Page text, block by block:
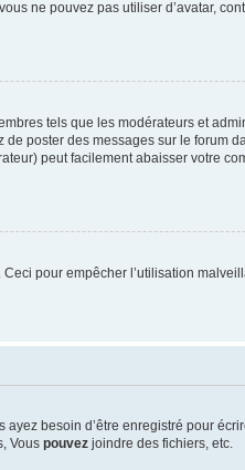
ne pouvez pas utiliser d’avatar,
tels que les modérateurs et
de poster des messages sur le forum
peut facilement abaisser votre
pour empêcher l’utilisation
besoin d’être enregistré pour
Vous pouvez joindre des fichiers, etc.